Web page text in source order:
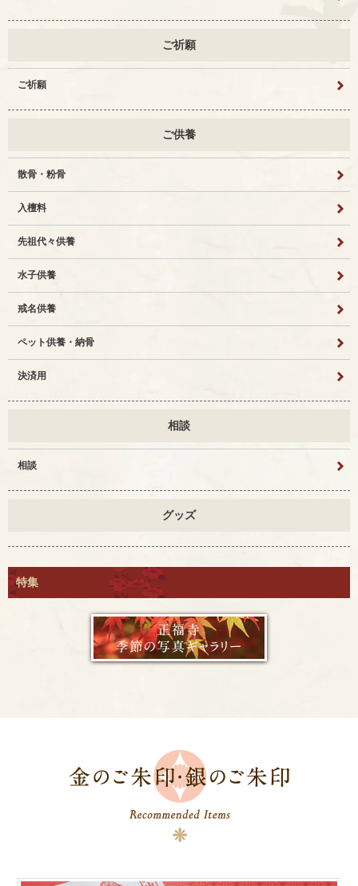
ご祈願
ご祈願
ご供養
散骨・粉骨
入檀料
先祖代々供養
水子供養
戒名供養
ペット供養・納骨
決済用
相談
相談
グッズ
特集